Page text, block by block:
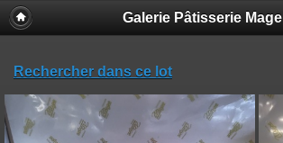
Galerie Pâtisserie Mage
Rechercher dans ce lot